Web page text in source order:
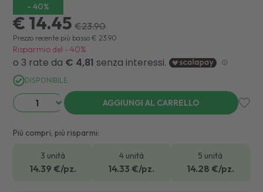
- 40%
€ 14.45 €23.90
Prezzo recente più basso € 23.90
Risparmio del -40%
DISPONIBILE
AGGIUNGI AL CARRELLO
Più compri, più risparmi:
3 unità
14.39 €/pz.
4 unità
14.33 €/pz.
5 unità
14.28 €/pz.